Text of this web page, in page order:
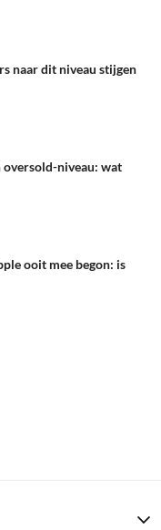
naar dit niveau stijgen
niveau: wat
ooit mee begon: is